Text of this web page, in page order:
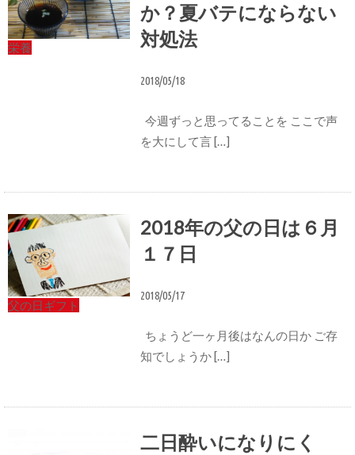
栄養
か？夏バテにならない
対処法
2018/05/18
今週ずっと思ってることを ここで声
を大にして言 […]
父の日ギフト
2018年の父の日は６月
１７日
2018/05/17
ちょうど一ヶ月後はなんの日か ご存
知でしょうか […]
二日酔いになりにく